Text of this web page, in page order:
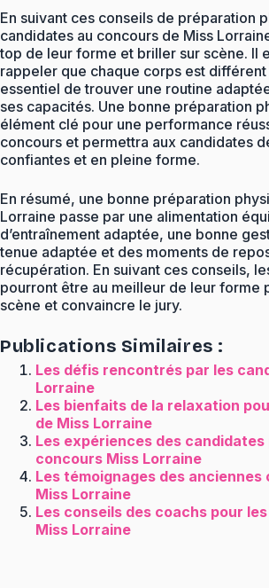
En suivant ces conseils de préparation
candidates au concours de Miss
top de leur forme et briller sur scène. Il
rappeler que chaque corps est différent
essentiel de trouver une routine
ses capacités. Une bonne préparation
élément clé pour une performance
concours et permettra aux candidates
confiantes et en pleine forme.
En résumé, une bonne préparation
Lorraine passe par une alimentation
d’entraînement adaptée, une bonne
tenue adaptée et des moments de
récupération. En suivant ces conseils,
pourront être au meilleur de leur forme
scène et convaincre le jury.
Publications Similaires :
Les défis rencontrés par les
Lorraine
Les bienfaits de la relaxation
de Miss Lorraine
Les expériences des candidates
concours Miss Lorraine
Les témoignages des anciennes
Miss Lorraine
Les conseils des coachs pour
Miss Lorraine